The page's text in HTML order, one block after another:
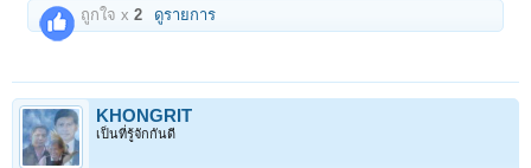
ถูกใจ x2 ดูรายการ
KHONGRIT
เป็นที่รู้จักกันดี